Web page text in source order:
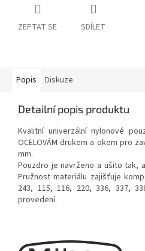
ZEPTAT SE SDÍLET
Popis Diskuze
Detailní popis produktu
Kvalitní univerzální nylonové
OCELOVÁM drukem a okem pro
mm.
Pouzdro je navrženo a ušito tak,
Pružnost materiálu zajišťuje
243, 115, 116, 220, 336, 337,
provedení.